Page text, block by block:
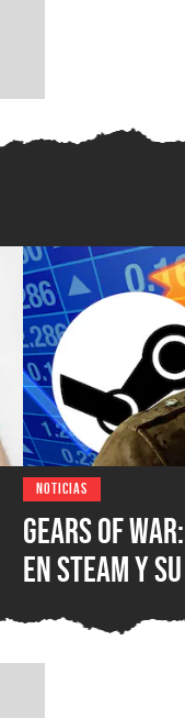
NOTICIAS
Gears of
en Steam y
récord